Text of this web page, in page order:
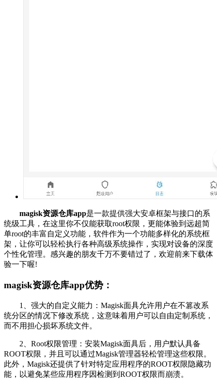
magisk资源仓库app是一款提供强大安卓框架与接口的系
统级工具，在这里你不仅能获取root权限，更能体验到远超简
单root的丰富自定义功能，软件作为一个功能多样化的系统框
架，让你可以轻松执行各种高级系统操作，实现对设备的深度
个性化管理。感兴趣的朋友千万不要错过了，欢迎前来下载体
验一下喔!
magisk资源仓库app优势：
1、强大的自定义能力：Magisk面具允许用户在不篡改系
统分区的情况下修改系统，这意味着用户可以自由定制系统，
而不用担心损坏系统文件。
2、Root权限管理：安装Magisk面具后，用户默认具备
ROOT权限，并且可以通过Magisk管理器轻松管理这些权限。
此外，Magisk还提供了针对特定应用程序的ROOT权限隐藏功
能，以避免某些应用程序因检测到ROOT权限而崩溃。